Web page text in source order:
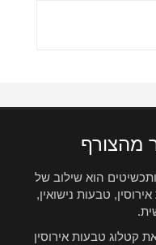
הוא שילוב של
טבעות נישואין,
טבעות אירוסין